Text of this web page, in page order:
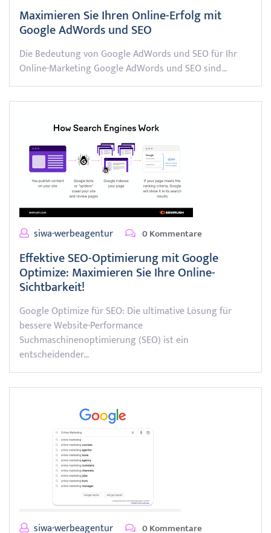
Maximieren Sie Ihren Online-Erfolg mit
Google AdWords und SEO
Die Bedeutung von Google AdWords und SEO für Ihr
Online-Marketing Google AdWords und SEO sind…
siwa-werbeagentur 0 Kommentare
Effektive SEO-Optimierung mit Google
Optimize: Maximieren Sie Ihre Online-
Sichtbarkeit!
Google Optimize für SEO: Die ultimative Lösung für
bessere Website-Performance
Suchmaschinenoptimierung (SEO) ist ein
entscheidender…
siwa-werbeagentur 0 Kommentare